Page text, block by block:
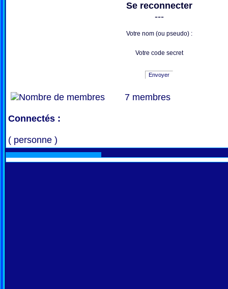
Se reconnecter
---
Votre nom (ou pseudo) :
Votre code secret
Envoyer
7 membres
Connectés :
( personne )